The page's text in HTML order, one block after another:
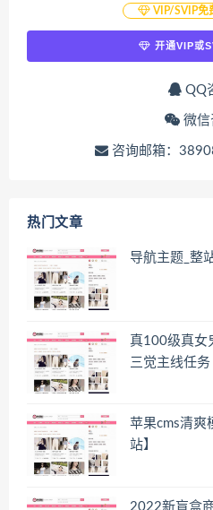
VIP/SVIP免
开通VIP或
QQ
微信
咨询邮箱：
热门文章
导航主题_整
真100级真女
三觉主线任务
苹果cms清爽
站】
2022新盲盒